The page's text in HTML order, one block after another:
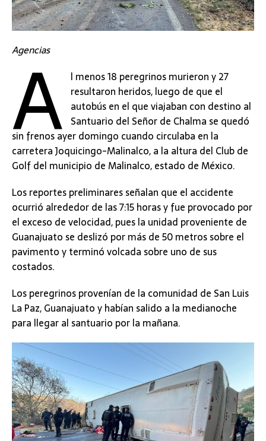
Agencias
A l menos 18 peregrinos murieron y 27
resultaron heridos, luego de que el
autobús en el que viajaban con destino al
Santuario del Señor de Chalma se quedó
sin frenos ayer domingo cuando circulaba en la
carretera Joquicingo-Malinalco, a la altura del Club de
Golf del municipio de Malinalco, estado de México.
Los reportes preliminares señalan que el accidente
ocurrió alrededor de las 7:15 horas y fue provocado por
el exceso de velocidad, pues la unidad proveniente de
Guanajuato se deslizó por más de 50 metros sobre el
pavimento y terminó volcada sobre uno de sus
costados.
Los peregrinos provenían de la comunidad de San Luis
La Paz, Guanajuato y habían salido a la medianoche
para llegar al santuario por la mañana.